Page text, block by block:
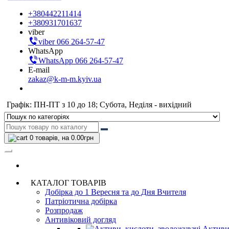
+380442211414
+380931701637
viber
viber 066 264-57-47
WhatsApp
WhatsApp 066 264-57-47
E-mail
zakaz@k-m-m.kyiv.ua
Графік: ПН-ПТ з 10 до 18; Субота, Неділя - вихідний
0 товарів, на 0.00грн
КАТАЛОГ ТОВАРІВ
Добірка до 1 Вересня та до Дня Вчителя
Патріотична добірка
Розпродаж
Антивіковий догляд